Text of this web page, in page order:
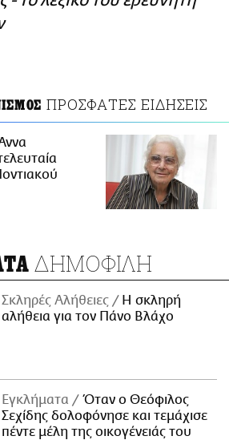
ΠΡΟΣΦΑΤΕΣ ΕΙΔΗΣΕΙΣ
ΔΗΜΟΦΙΛΗ
Σκληρές Αλήθειες
H σκληρή
αλήθεια για τον Πάνο Βλάχο
Εγκλήματα
Όταν ο Θεόφιλος
Σεχίδης δολοφόνησε και τεμάχισε
πέντε μέλη της οικογένειάς του